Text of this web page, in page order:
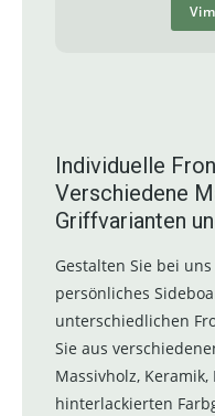
Individuelle
Verschiedene
Griffvarianten
Gestalten Sie bei
persönliches
unterschiedlichen
Sie aus
Massivholz,
hinterlackierten